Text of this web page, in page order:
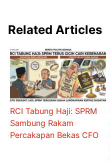
Related Articles
RCI Tabung Haji: SPRM
Sambung Rakam
Percakapan Bekas CFO